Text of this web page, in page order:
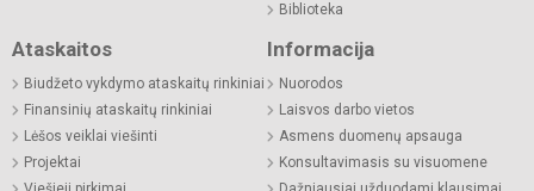
Biblioteka
Ataskaitos
Biudžeto vykdymo ataskaitų rinkiniai
Finansinių ataskaitų rinkiniai
Lėšos veiklai viešinti
Projektai
Informacija
Nuorodos
Laisvos darbo vietos
Asmens duomenų apsauga
Konsultavimasis su visuomene